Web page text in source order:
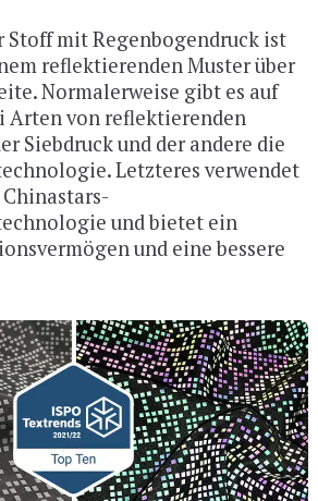
Stoff mit Regenbogendruck ist
reflektierenden Muster über
Normalerweise gibt es auf
Arten von reflektierenden
Siebdruck und der andere die
Letzteres verwendet
und bietet ein
und eine bessere